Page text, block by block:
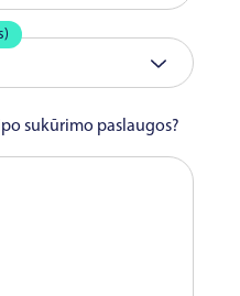
sukūrimo paslaugos?